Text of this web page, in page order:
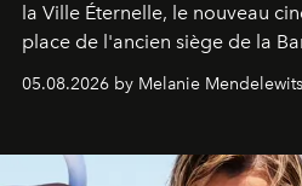
la Ville Éternelle, le nouveau
place de l'ancien siège de la
de vivre Romain dans toute
05.08.2026 by Melanie